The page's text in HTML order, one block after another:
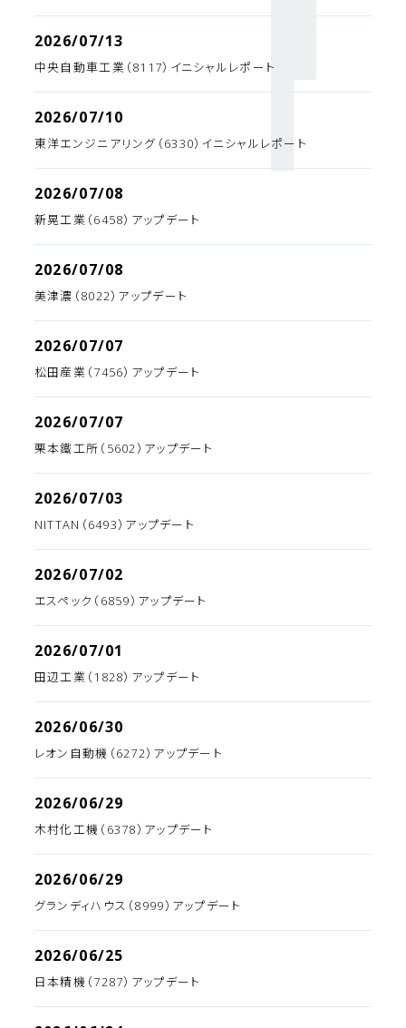
2026/07/13
中央自動車工業（8117）イニシャルレポート
2026/07/10
東洋エンジニアリング（6330）イニシャルレポート
2026/07/08
新晃工業（6458）アップデート
2026/07/08
美津濃（8022）アップデート
2026/07/07
松田産業（7456）アップデート
2026/07/07
栗本鐵工所（5602）アップデート
2026/07/03
NITTAN（6493）アップデート
2026/07/02
エスペック（6859）アップデート
2026/07/01
田辺工業（1828）アップデート
2026/06/30
レオン自動機（6272）アップデート
2026/06/29
木村化工機（6378）アップデート
2026/06/29
グランディハウス（8999）アップデート
2026/06/25
日本精機（7287）アップデート